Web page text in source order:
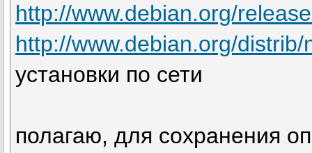
http://www.debian.org/
http://www.debian.org/distrib/
установки по сети
полагаю, для сохранения